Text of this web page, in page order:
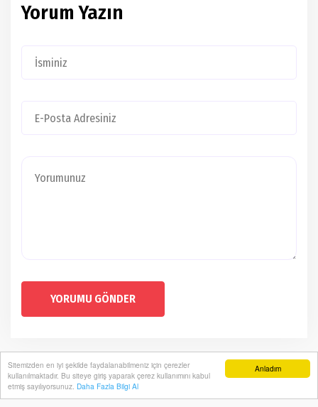
Anladım
Sitemizden en iyi şekilde faydalanabilmeniz için çerezler
kullanılmaktadır. Bu siteye giriş yaparak çerez kullanımını kabul
etmiş sayılıyorsunuz. Daha Fazla Bilgi Al
Yorum Yazın
YORUMU GÖNDER